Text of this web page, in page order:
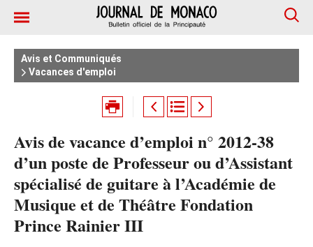
Avis et Communiqués
Vacances d'emploi
Avis de vacance d’emploi n° 2012-38
d’un poste de Professeur ou d’Assistant
spécialisé de guitare à l’Académie de
Musique et de Théâtre Fondation
Prince Rainier III